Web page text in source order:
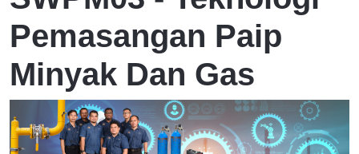
Pemasangan Paip
Minyak Dan Gas